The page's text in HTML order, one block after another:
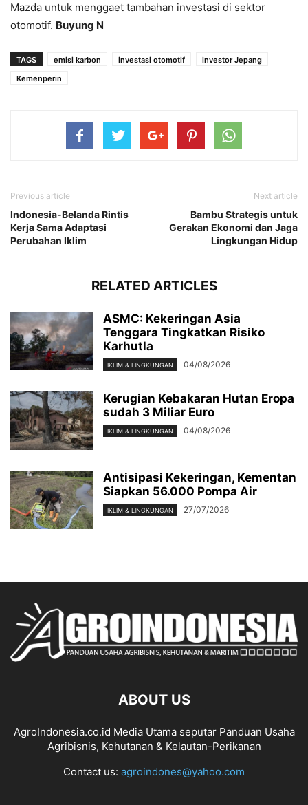
Mazda untuk menggaet tambahan investasi di sektor
otomotif. Buyung N
TAGS emisi karbon investasi otomotif
investor Jepang
Kemenperin
Previous article
Indonesia-Belanda Rintis
Kerja Sama Adaptasi
Perubahan Iklim
Next article
Bambu Strategis untuk
Gerakan Ekonomi dan Jaga
Lingkungan Hidup
RELATED ARTICLES
ASMC: Kekeringan Asia
Tenggara Tingkatkan Risiko
Karhutla
IKLIM & LINGKUNGAN 04/08/2026
Kerugian Kebakaran Hutan Eropa
sudah 3 Miliar Euro
IKLIM & LINGKUNGAN 04/08/2026
Antisipasi Kekeringan, Kementan
Siapkan 56.000 Pompa Air
IKLIM & LINGKUNGAN 27/07/2026
ABOUT US
AgroIndonesia.co.id Media Utama seputar Panduan Usaha
Agribisnis, Kehutanan & Kelautan-Perikanan
Contact us: agroindones@yahoo.com